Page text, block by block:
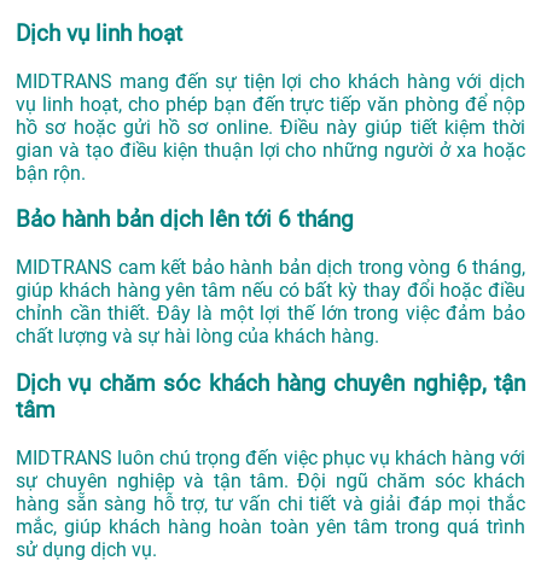
Dịch vụ linh hoạt
MIDTRANS mang đến sự tiện lợi cho khách hàng với dịch
vụ linh hoạt, cho phép bạn đến trực tiếp văn phòng để nộp
hồ sơ hoặc gửi hồ sơ online. Điều này giúp tiết kiệm thời
gian và tạo điều kiện thuận lợi cho những người ở xa hoặc
bận rộn.
Bảo hành bản dịch lên tới 6 tháng
MIDTRANS cam kết bảo hành bản dịch trong vòng 6 tháng,
giúp khách hàng yên tâm nếu có bất kỳ thay đổi hoặc điều
chỉnh cần thiết. Đây là một lợi thế lớn trong việc đảm bảo
chất lượng và sự hài lòng của khách hàng.
Dịch vụ chăm sóc khách hàng chuyên nghiệp, tận
tâm
MIDTRANS luôn chú trọng đến việc phục vụ khách hàng với
sự chuyên nghiệp và tận tâm. Đội ngũ chăm sóc khách
hàng sẵn sàng hỗ trợ, tư vấn chi tiết và giải đáp mọi thắc
mắc, giúp khách hàng hoàn toàn yên tâm trong quá trình
sử dụng dịch vụ.